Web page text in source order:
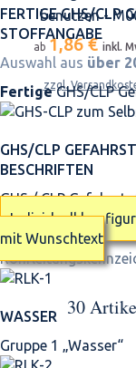
FERTIGE GHS/CLP
STOFFANGABE
Auswahl aus über
FertigeGHS/CLP
GHS/CLP
BESCHRIFTEN
GHS / CLP
Individuell
mit Wunschtext
WASSER
Gruppe 1 „Wasser“
benutzen -
ab 1,86 €inkl.
zzgl.
30